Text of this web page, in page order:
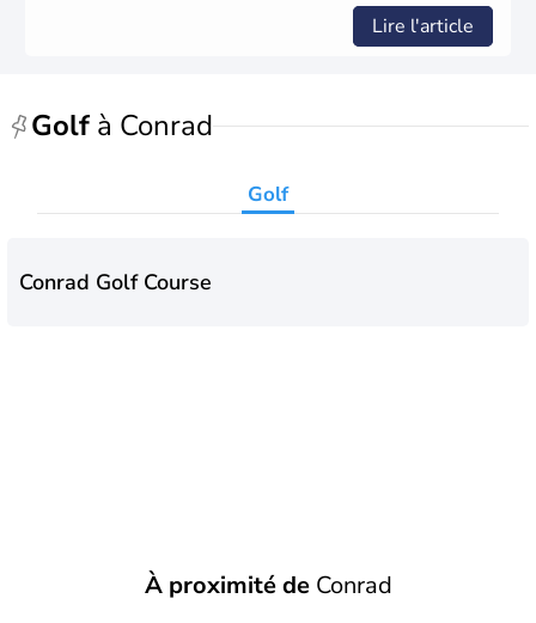
Lire l'article
Golf à Conrad
Golf
Conrad Golf Course
À proximité deConrad